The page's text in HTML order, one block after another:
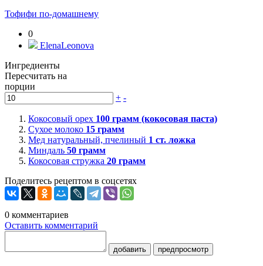
Тофифи по-домашнему
0
ElenaLeonova
Ингредиенты
Пересчитать на
порции
+ -
Кокосовый орех 100 грамм (кокосовая паста)
Сухое молоко 15 грамм
Мед натуральный, пчелиный 1 ст. ложка
Миндаль 50 грамм
Кокосовая стружка 20 грамм
Поделитесь рецептом в соцсетях
0 комментариев
Оставить комментарий
добавить предпросмотр